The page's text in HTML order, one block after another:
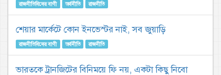
রাজনীতিবিদের বাণী অর্থনীতি রাজনীতি
শেয়ার মার্কেটে কোন ইনভেস্টর নাই, সব জুয়াড়ি
রাজনীতিবিদের বাণী অর্থনীতি রাজনীতি
ভারতকে ট্রানজিটের বিনিময়ে ফি নয়, একটা কিছু নিবো